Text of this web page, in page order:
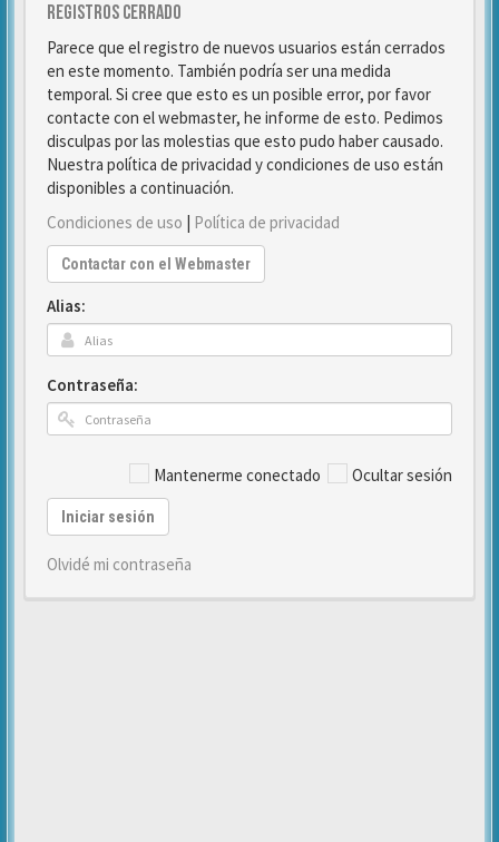
Registros cerrado
Parece que el registro de nuevos usuarios están cerrados
en este momento. También podría ser una medida
temporal. Si cree que esto es un posible error, por favor
contacte con el webmaster, he informe de esto. Pedimos
disculpas por las molestias que esto pudo haber causado.
Nuestra política de privacidad y condiciones de uso están
disponibles a continuación.
Condiciones de uso | Política de privacidad
Contactar con el Webmaster
Alias:
Contraseña:
Mantenerme conectado Ocultar sesión
Iniciar sesión
Olvidé mi contraseña